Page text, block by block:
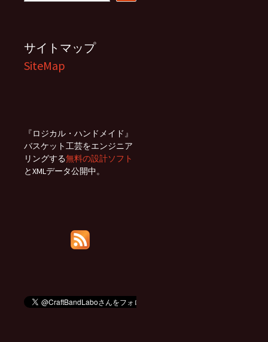
サイトマップ
SiteMap
『ロジカル・ハンドメイド』
バスケット工芸をエンジニア
リングする無料の設計ソフト
とXMLデータ公開中。